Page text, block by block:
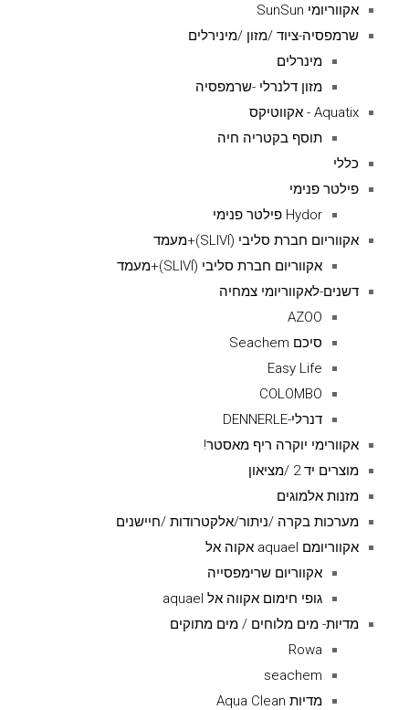
אקווריומי SunSun
שרמפסיה-ציוד /מזון /מינירלים
מינרלים
מזון דלנרלי -שרמפסיה
Aquatix - אקווטיקס
תוסף בקטריה חיה
כללי
פילטר פנימי
Hydor פילטר פנימי
אקווריום חברת סליבי (SLIVIׂׂ)+מעמד
אקווריום חברת סליבי (SLIVIׂׂ)+מעמד
דשנים-לאקווריומי צמחיה
AZOO
סיכם Seachem
Easy Life
COLOMBO
דנרלי-DENNERLE
אקוורימי יוקרה ריף מאסטר!
מוצרים יד 2 /מציאון
מזנות אלמוגים
מערכות בקרה /ניתור/אלקטרודות /חיישנים
אקווריומם aquael אקוה אל
אקווריום שרימפסייה
גופי חימום אקווה אל aquael
מדיות- מים מלוחים / מים מתוקים
Rowa
seachem
מדיות Aqua Clean